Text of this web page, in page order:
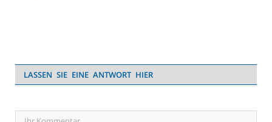
LASSEN SIE EINE ANTWORT HIER